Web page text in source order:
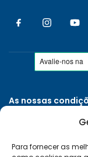
Para fornecer as
As nossas
Entregas e